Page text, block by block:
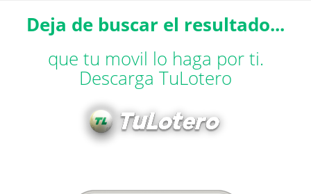
Deja de buscar el resultado...
que tu movil lo haga por ti.
Descarga TuLotero